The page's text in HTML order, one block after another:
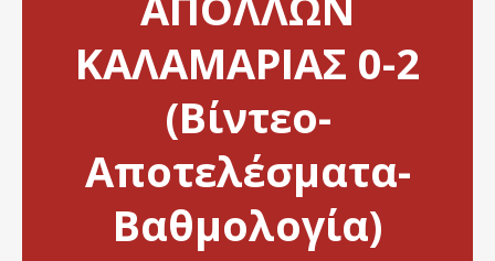
ΚΑΛΑΜΑΡΙΑΣ 0-2
(Βίντεο-
Αποτελέσματα-
Βαθμολογία)